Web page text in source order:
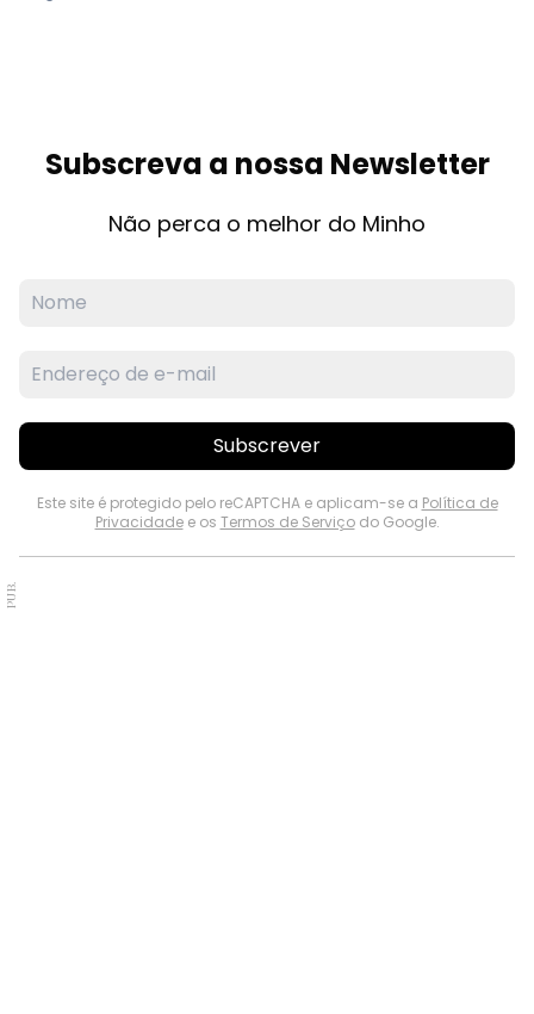
Subscreva a nossa Newsletter
Não perca o melhor do Minho
Subscrever
Este site é protegido pelo reCAPTCHA e aplicam-se a Política de
Privacidadee os Termos de Serviçodo Google.
PUB.